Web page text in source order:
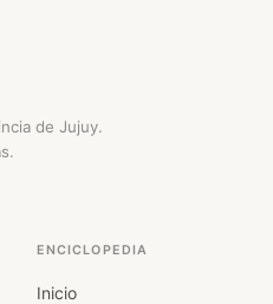
de Jujuy.
ENCICLOPEDIA
Inicio